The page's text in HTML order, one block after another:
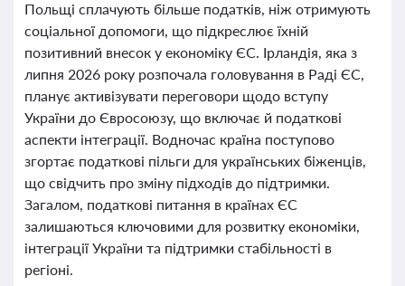
Польщі сплачують більше податків, ніж отримують
соціальної допомоги, що підкреслює їхній
позитивний внесок у економіку ЄС. Ірландія, яка з
липня 2026 року розпочала головування в Раді ЄС,
планує активізувати переговори щодо вступу
України до Євросоюзу, що включає й податкові
аспекти інтеграції. Водночас країна поступово
згортає податкові пільги для українських біженців,
що свідчить про зміну підходів до підтримки.
Загалом, податкові питання в країнах ЄС
залишаються ключовими для розвитку економіки,
інтеграції України та підтримки стабільності в
регіоні.